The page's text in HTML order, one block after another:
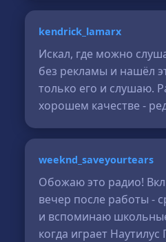
kendrick_lamarx
Искал, где можно
без рекламы и нашёл
только его и слушаю.
хорошем качестве -
weeknd_saveyourtears
Обожаю это радио!
вечер после работы -
и вспоминаю
когда играет